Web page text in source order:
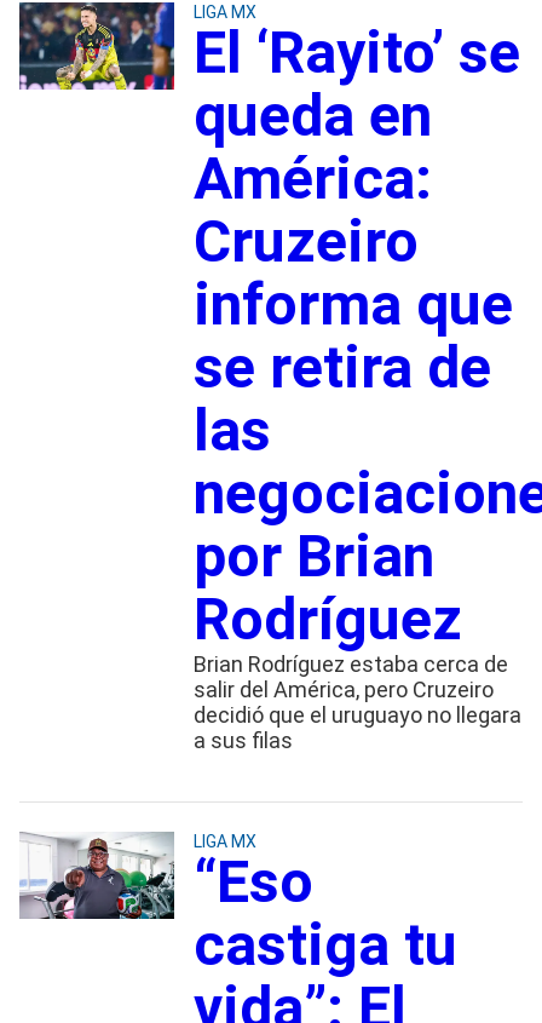
LIGA MX
El ‘Rayito’ se
queda en
América:
Cruzeiro
informa que
se retira de
las
por Brian
Rodríguez
Brian Rodríguez estaba cerca de
salir del América, pero Cruzeiro
decidió que el uruguayo no llegara
a sus filas
LIGA MX
“Eso
castiga tu
vida”: El